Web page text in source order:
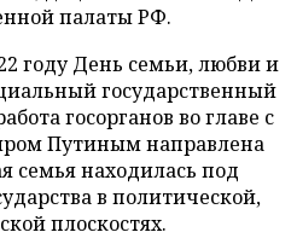
палаты РФ.
году День семьи, любви и
государственный
госорганов во главе с
Путиным направлена
семья находилась под
в политической,
плоскостях.